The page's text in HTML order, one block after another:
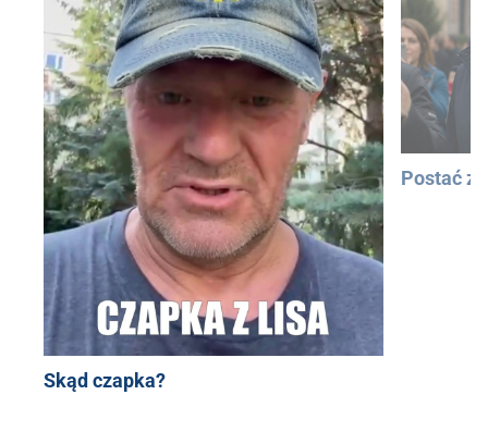
Skąd czapka?
Postać